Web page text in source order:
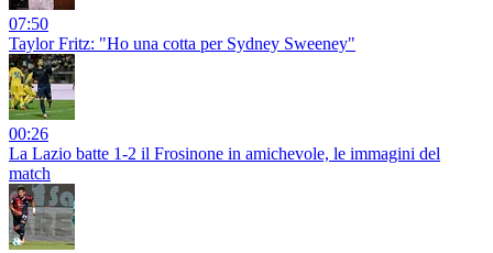
07:50
Taylor Fritz: "Ho una cotta per Sydney Sweeney"
00:26
La Lazio batte 1-2 il Frosinone in amichevole, le immagini del
match